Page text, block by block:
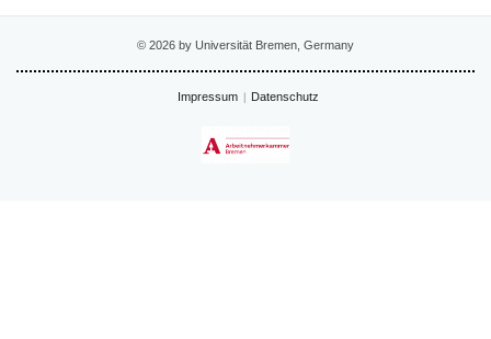
© 2026 by Universität Bremen, Germany
Impressum Datenschutz